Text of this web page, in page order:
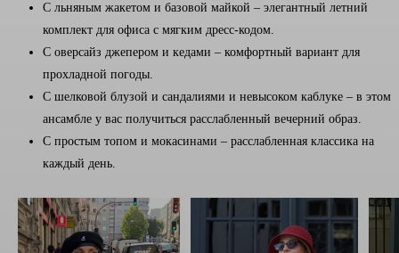
С льняным жакетом и базовой майкой – элегантный летний
комплект для офиса с мягким дресс-кодом.
С оверсайз джепером и кедами – комфортный вариант для
прохладной погоды.
С шелковой блузой и сандалиями и невысоком каблуке – в этом
ансамбле у вас получиться расслабленный вечерний образ.
С простым топом и мокасинами – расслабленная классика на
каждый день.